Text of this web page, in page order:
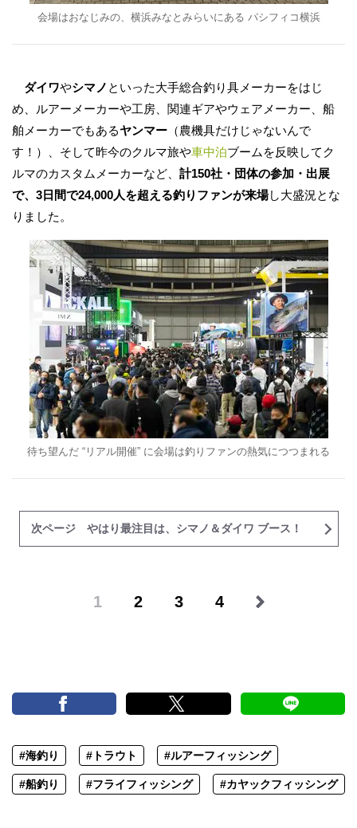
会場はおなじみの、横浜みなとみらいにある パシフィコ横浜
ダイワやシマノ といった大手総合釣り具メーカーをはじ
め、ルアーメーカーや工房、関連ギアやウェアメーカー、船
舶メーカーでもあるヤンマー （農機具だけじゃないんで
す！）、そして昨今のクルマ旅や車中泊ブームを反映してク
ルマのカスタムメーカーなど、 計150社・団体の参加・出展
で、3日間で24,000人を超える釣りファンが来場し大盛況とな
りました。
待ち望んだ “リアル開催” に会場は釣りファンの熱気につつまれる
次ページ やはり最注目は、シマノ＆ダイワ ブース！
1 2 3 4
#海釣り #トラウト #ルアーフィッシング
#船釣り #フライフィッシング #カヤックフィッシング